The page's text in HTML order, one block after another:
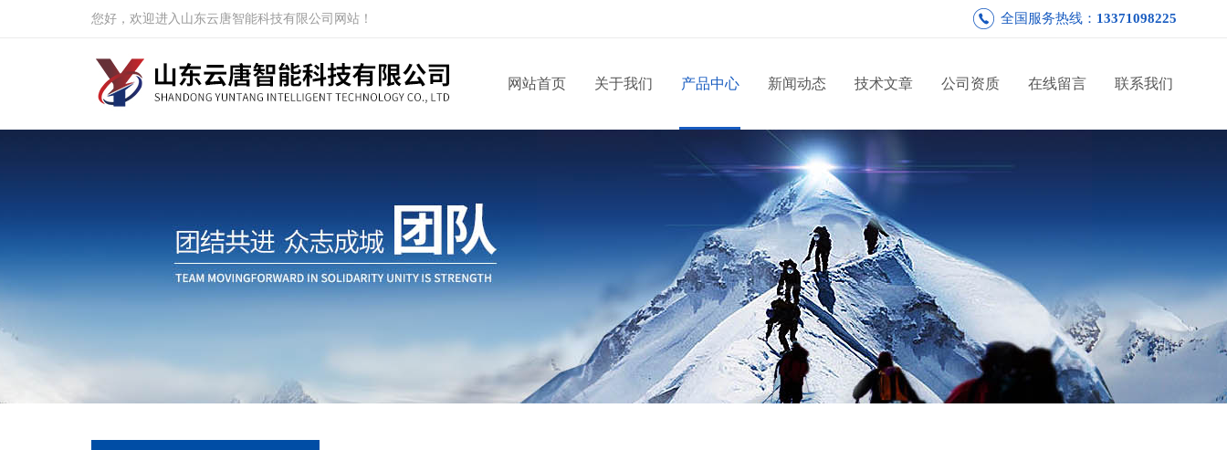
您好，欢迎进入山东云唐智能科技有限公司网站！ 全国服务热线： 13371098225
网站首页 关于我们 产品中心 新闻动态 技术文章 公司资质 在线留言 联系我们